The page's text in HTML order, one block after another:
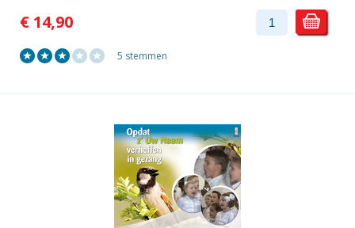
€ 14,90
5 stemmen